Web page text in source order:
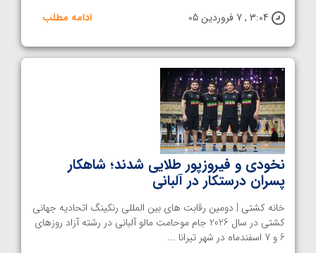
3:04 , 7 فروردین 05
ادامه مطلب
نخودی و فیروزپور طلایی شدند؛ شاهکار
پسران درستکار در آلبانی
خانه کشتی | دومین رقابت های بین المللی رنکینگ اتحادیه جهانی
کشتی در سال 2026 جام موحامت مالو آلبانی در رشته آزاد روزهای
6 و 7 اسفندماه در شهر تیرانا ...